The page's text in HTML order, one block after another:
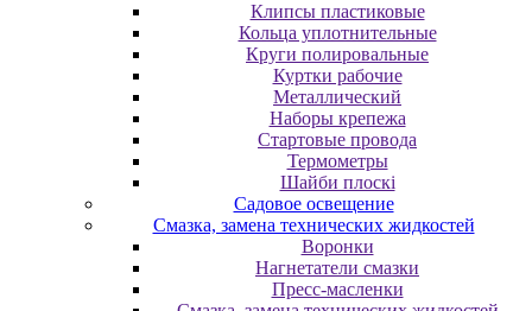
Клипсы пластиковые
Кольца уплотнительные
Круги полировальные
Куртки рабочие
Металлический
Наборы крепежа
Стартовые провода
Термометры
Шайби плоскі
Садовое освещение
Смазка, замена технических жидкостей
Воронки
Нагнетатели смазки
Пресс-масленки